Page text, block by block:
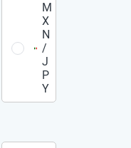
M
X
N
/
J
P
Y